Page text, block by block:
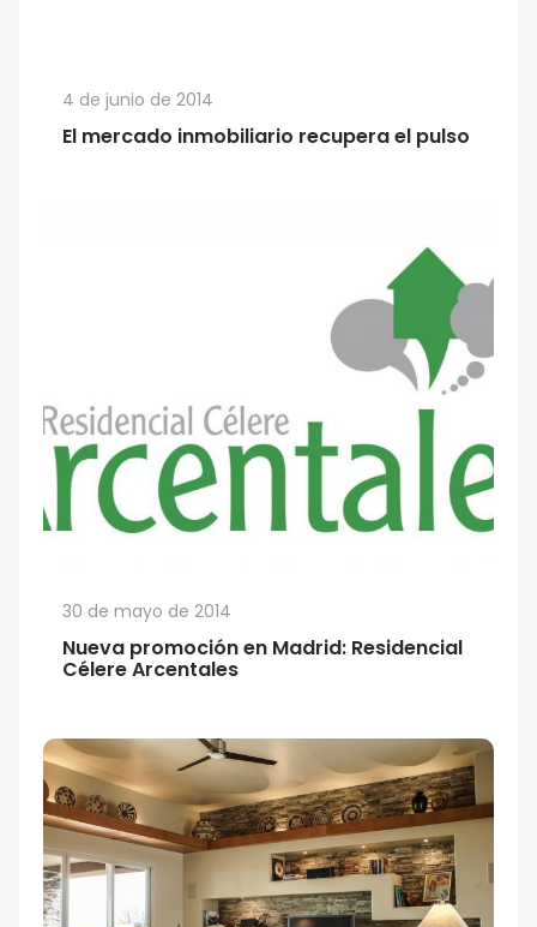
El mercado inmobiliario recupera el pulso
4 de junio de 2014
Nueva promoción en Madrid: Residencial
Célere Arcentales
30 de mayo de 2014